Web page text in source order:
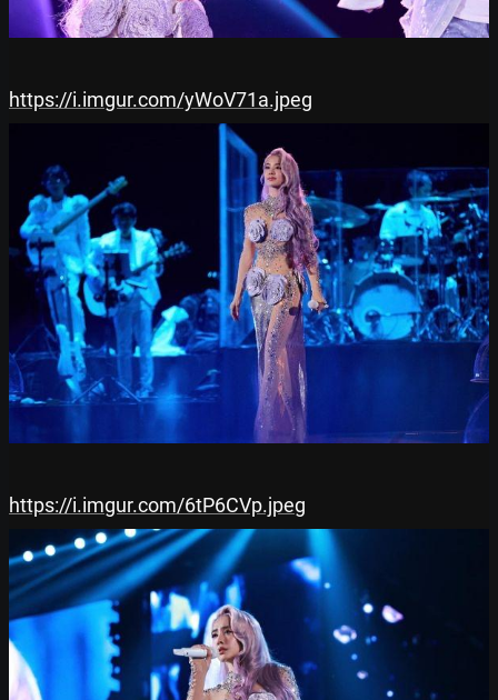
https://i.imgur.com/yWoV71a.jpeg
https://i.imgur.com/6tP6CVp.jpeg